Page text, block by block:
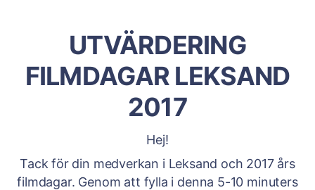
UTVÄRDERING
FILMDAGAR LEKSAND
2017
Hej!
Tack för din medverkan i Leksand och 2017 års
filmdagar. Genom att fylla i denna 5-10 minuters